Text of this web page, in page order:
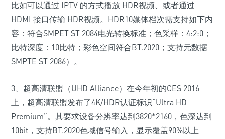
比如可以通过 IPTV 的方式播放 HDR视频、或者通过
HDMI 接口传输 HDR视频。HDR10媒体档次需支持如下内
容：符合SMPET ST 2084电光转换标准；色采样：4:2:0；
比特深度：10比特；彩色空间符合BT.2020；支持元数据
SMPTE ST 2086）。
3、超高清联盟（UHD Alliance）在今年初的CES 2016
上，超高清联盟发布了4K/HDR认证标识“Ultra HD
Premium”。其要求设备分辨率达到3820*2160，色深达到
10bit，支持BT.2020色域信号输入，显示覆盖90%以上